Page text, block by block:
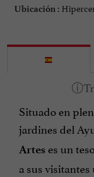
Ubicación :
Situado en
jardines del
Artes es un
a sus visitantes